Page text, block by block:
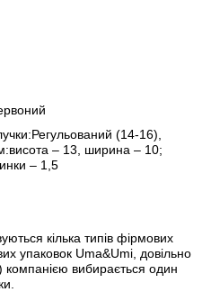
(14-16),
– 13, ширина – 10;
– 1,5
кілька типів фірмових
упаковок Uma&Umi, довільно
вибирається один